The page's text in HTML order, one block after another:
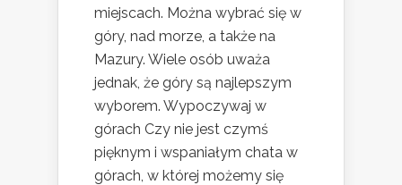
miejscach. Można wybrać się w
góry, nad morze, a także na
Mazury. Wiele osób uważa
jednak, że góry są najlepszym
wyborem. Wypoczywaj w
górach Czy nie jest czymś
pięknym i wspaniałym chata w
górach, w której możemy się